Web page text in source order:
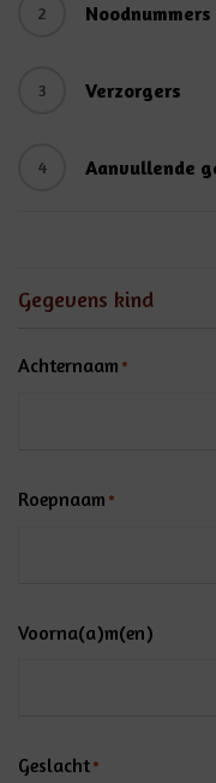
2
3 Verzorgers
4 Aanvullende
Gegevens kind
Achternaam *
Roepnaam *
Voorna(a)m(en)
Geslacht*